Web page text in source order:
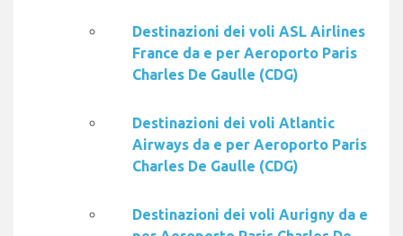
Destinazioni dei voli ASL Airlines
France da e per Aeroporto Paris
Charles De Gaulle (CDG)
Destinazioni dei voli Atlantic
Airways da e per Aeroporto Paris
Charles De Gaulle (CDG)
Destinazioni dei voli Aurigny da e